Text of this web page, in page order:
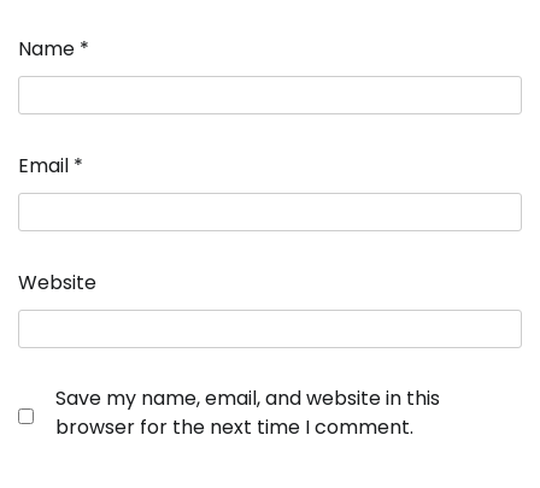
Name *
Email *
Website
Save my name, email, and website in this
browser for the next time I comment.